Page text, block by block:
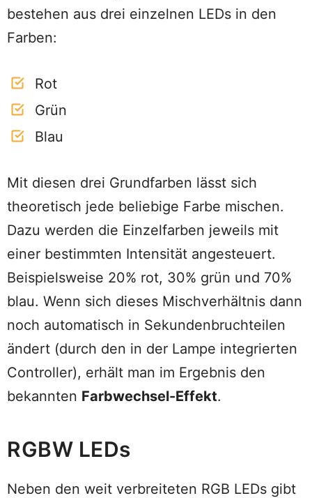
bestehen aus drei einzelnen LEDs in den
Farben:
Rot
Grün
Blau
Mit diesen drei Grundfarben lässt sich
theoretisch jede beliebige Farbe mischen.
Dazu werden die Einzelfarben jeweils mit
einer bestimmten Intensität angesteuert.
Beispielsweise 20% rot, 30% grün und 70%
blau. Wenn sich dieses Mischverhältnis dann
noch automatisch in Sekundenbruchteilen
ändert (durch den in der Lampe integrierten
Controller), erhält man im Ergebnis den
bekannten Farbwechsel-Effekt.
RGBW LEDs
Neben den weit verbreiteten RGB LEDs gibt